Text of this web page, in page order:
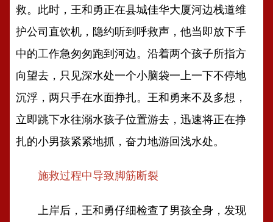
救。此时，王和勇正在县城佳华大厦河边栈道维
护公司直饮机，隐约听到呼救声，他当即放下手
中的工作急匆匆跑到河边。沿着两个孩子所指方
向望去，只见深水处一个小脑袋一上一下不停地
沉浮，两只手在水面挣扎。王和勇来不及多想，
立即跳下水往溺水孩子位置游去，迅速将正在挣
扎的小男孩紧紧地抓，奋力地游回浅水处。
施救过程中导致脚筋断裂
上岸后，王和勇仔细检查了男孩全身，发现